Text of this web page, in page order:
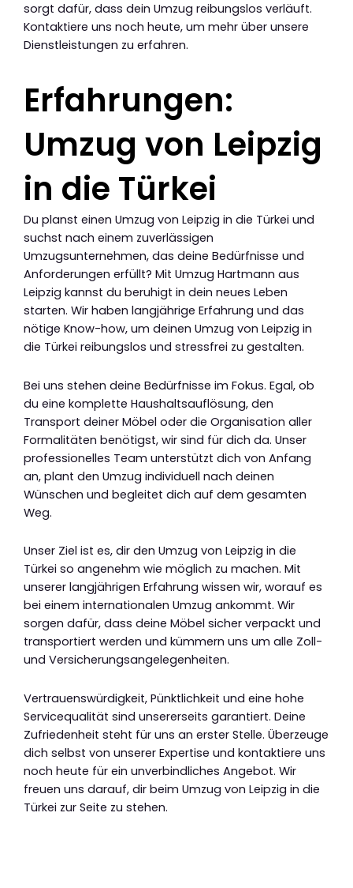
sorgt dafür, dass dein Umzug reibungslos verläuft.
Kontaktiere uns noch heute, um mehr über unsere
Dienstleistungen zu erfahren.
Erfahrungen:
Umzug von Leipzig
in die Türkei
Du planst einen Umzug von Leipzig in die Türkei und
suchst nach einem zuverlässigen
Umzugsunternehmen, das deine Bedürfnisse und
Anforderungen erfüllt? Mit Umzug Hartmann aus
Leipzig kannst du beruhigt in dein neues Leben
starten. Wir haben langjährige Erfahrung und das
nötige Know-how, um deinen Umzug von Leipzig in
die Türkei reibungslos und stressfrei zu gestalten.
Bei uns stehen deine Bedürfnisse im Fokus. Egal, ob
du eine komplette Haushaltsauflösung, den
Transport deiner Möbel oder die Organisation aller
Formalitäten benötigst, wir sind für dich da. Unser
professionelles Team unterstützt dich von Anfang
an, plant den Umzug individuell nach deinen
Wünschen und begleitet dich auf dem gesamten
Weg.
Unser Ziel ist es, dir den Umzug von Leipzig in die
Türkei so angenehm wie möglich zu machen. Mit
unserer langjährigen Erfahrung wissen wir, worauf es
bei einem internationalen Umzug ankommt. Wir
sorgen dafür, dass deine Möbel sicher verpackt und
transportiert werden und kümmern uns um alle Zoll-
und Versicherungsangelegenheiten.
Vertrauenswürdigkeit, Pünktlichkeit und eine hohe
Servicequalität sind unsererseits garantiert. Deine
Zufriedenheit steht für uns an erster Stelle. Überzeuge
dich selbst von unserer Expertise und kontaktiere uns
noch heute für ein unverbindliches Angebot. Wir
freuen uns darauf, dir beim Umzug von Leipzig in die
Türkei zur Seite zu stehen.